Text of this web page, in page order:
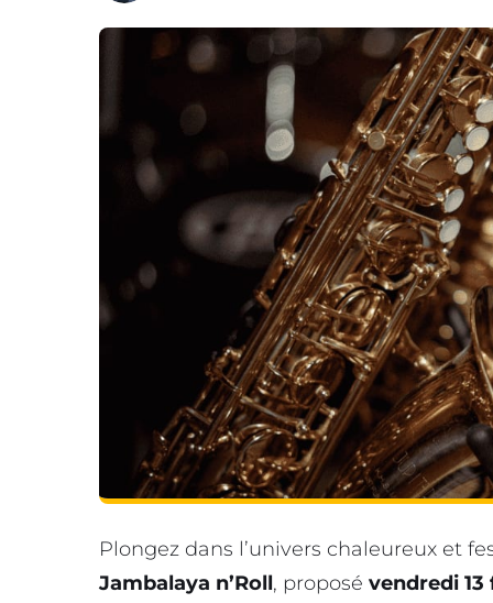
Plongez dans l’univers chaleureux et
Jambalaya n’Roll, proposé vendredi 13